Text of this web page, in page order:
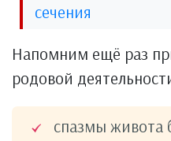
сечения
Напомним ещё раз
родовой
спазмы живота